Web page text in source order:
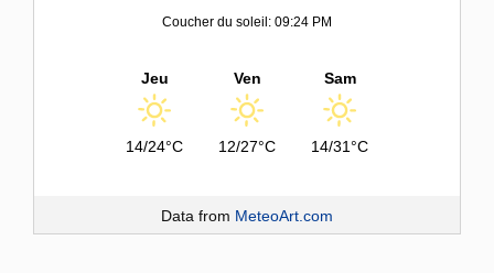
Coucher du soleil: 09:24 PM
Jeu
14/24°C
Ven
12/27°C
Sam
14/31°C
Data from MeteoArt.com